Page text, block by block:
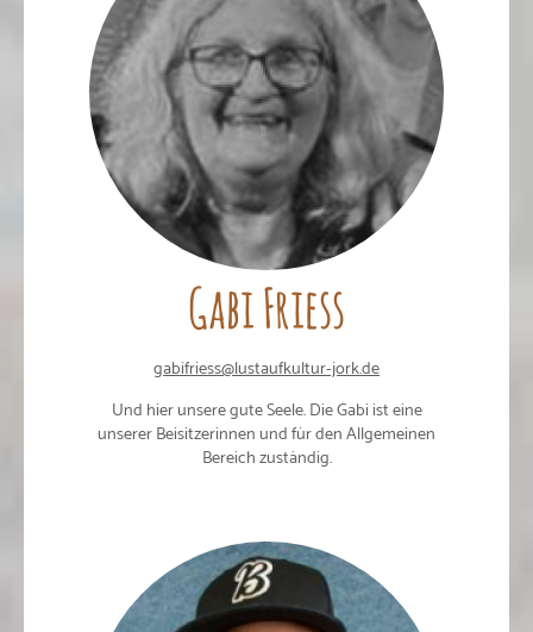
Gabi Friess
gabifriess@lustaufkultur-jork.de
Und hier unsere gute Seele. Die Gabi ist eine
unserer Beisitzerinnen und für den Allgemeinen
Bereich zuständig.